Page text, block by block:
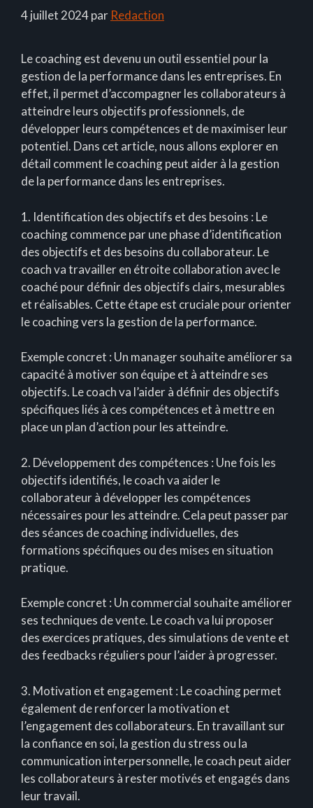
4 juillet 2024par Redaction
Le coaching est devenu un outil essentiel pour la
gestion de la performance dans les entreprises. En
effet, il permet d’accompagner les collaborateurs à
atteindre leurs objectifs professionnels, de
développer leurs compétences et de maximiser leur
potentiel. Dans cet article, nous allons explorer en
détail comment le coaching peut aider à la gestion
de la performance dans les entreprises.
1. Identification des objectifs et des besoins : Le
coaching commence par une phase d’identification
des objectifs et des besoins du collaborateur. Le
coach va travailler en étroite collaboration avec le
coaché pour définir des objectifs clairs, mesurables
et réalisables. Cette étape est cruciale pour orienter
le coaching vers la gestion de la performance.
Exemple concret : Un manager souhaite améliorer sa
capacité à motiver son équipe et à atteindre ses
objectifs. Le coach va l’aider à définir des objectifs
spécifiques liés à ces compétences et à mettre en
place un plan d’action pour les atteindre.
2. Développement des compétences : Une fois les
objectifs identifiés, le coach va aider le
collaborateur à développer les compétences
nécessaires pour les atteindre. Cela peut passer par
des séances de coaching individuelles, des
formations spécifiques ou des mises en situation
pratique.
Exemple concret : Un commercial souhaite améliorer
ses techniques de vente. Le coach va lui proposer
des exercices pratiques, des simulations de vente et
des feedbacks réguliers pour l’aider à progresser.
3. Motivation et engagement : Le coaching permet
également de renforcer la motivation et
l’engagement des collaborateurs. En travaillant sur
la confiance en soi, la gestion du stress ou la
communication interpersonnelle, le coach peut aider
les collaborateurs à rester motivés et engagés dans
leur travail.